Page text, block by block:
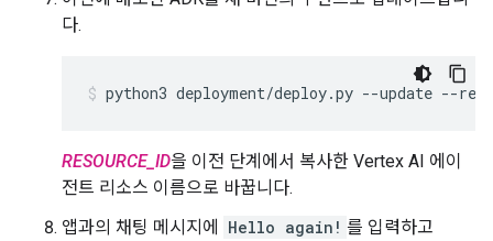
다.
python3 deployment/deploy.py --update --
RESOURCE_ID을 이전 단계에서 복사한 Vertex AI 에이
전트 리소스 이름으로 바꿉니다.
앱과의 채팅 메시지에
Hello again! 를 입력하고